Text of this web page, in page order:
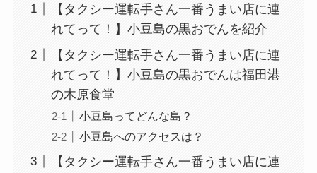
【タクシー運転手さん一番うまい店に連
れてって！】小豆島の黒おでんを紹介
【タクシー運転手さん一番うまい店に連
れてって！】小豆島の黒おでんは福田港
の木原食堂
小豆島ってどんな島？
小豆島へのアクセスは？
【タクシー運転手さん一番うまい店に連